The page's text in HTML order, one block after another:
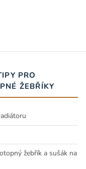
PRO
ŽEBŘÍKY
žebřík a sušák na